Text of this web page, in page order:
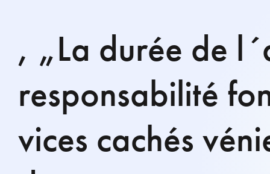
, „La durée de
responsabilité
vices cachés